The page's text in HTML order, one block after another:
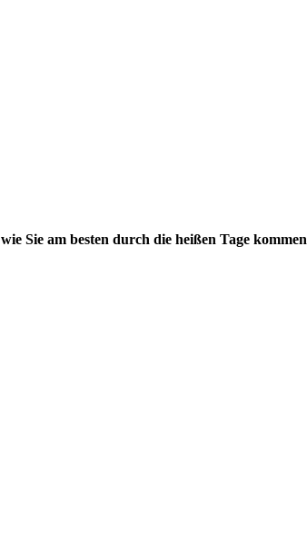
wie Sie am besten durch die heißen Tage kommen